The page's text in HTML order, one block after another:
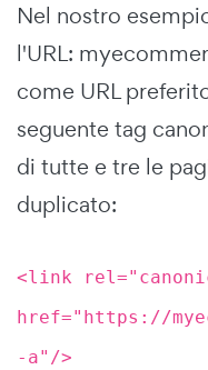
Nel nostro
l'URL:
come URL
seguente tag
di tutte e tre le
duplicato:
<link
href="https://
-a"/>